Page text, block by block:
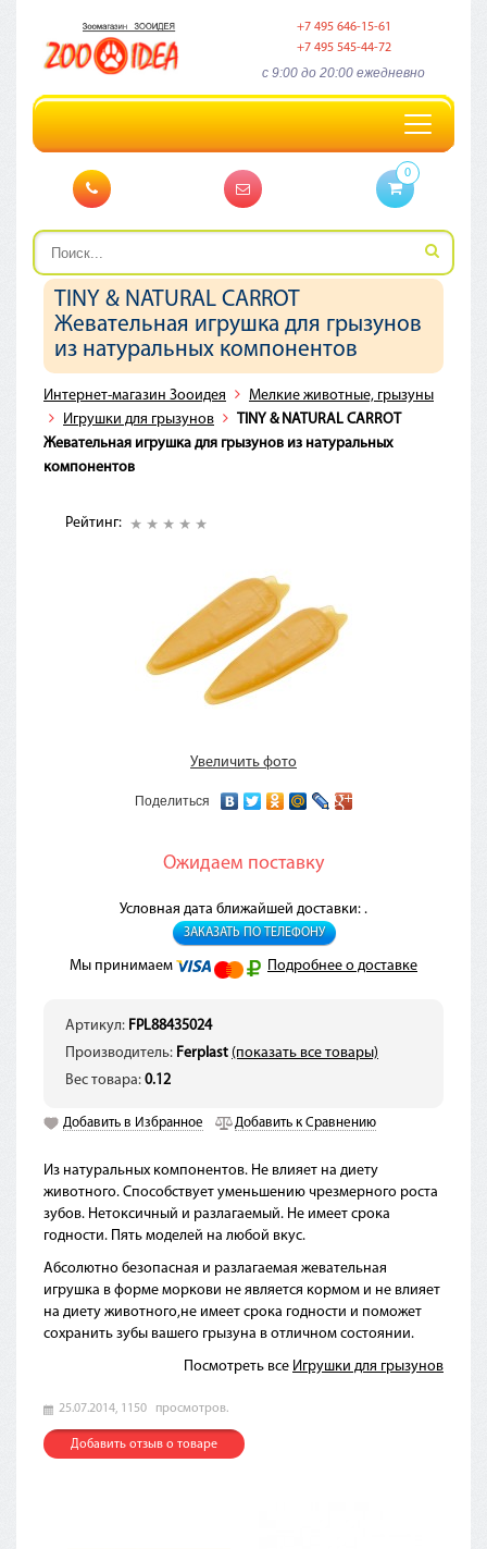
+7 495 646-15-61
+7 495 545-44-72
c 9:00 до 20:00 ежедневно
Toggle
navigation
0
TINY & NATURAL CARROT
Жевательная игрушка для грызунов
из натуральных компонентов
Интернет-магазин Зооидея
Мелкие животные, грызуны
Игрушки для грызунов
TINY & NATURAL CARROT
Жевательная игрушка для грызунов из натуральных
компонентов
Рейтинг:
Увеличить фото
Поделиться
Ожидаем поставку
Условная дата ближайшей доставки: .
ЗАКАЗАТЬ ПО ТЕЛЕФОНУ
Мы принимаем Подробнее о доставке
Артикул: FPL88435024
Производитель: Ferplast (показать все товары)
Вес товара: 0.12
Добавить в Избранное Добавить к Сравнению
Из натуральных компонентов. Не влияет на диету
животного. Способствует уменьшению чрезмерного роста
зубов. Нетоксичный и разлагаемый. Не имеет срока
годности. Пять моделей на любой вкус.
Абсолютно безопасная и разлагаемая жевательная
игрушка в форме моркови не является кормом и не влияет
на диету животного,не имеет срока годности и поможет
сохранить зубы вашего грызуна в отличном состоянии.
Посмотреть все Игрушки для грызунов
25.07.2014, 1150 просмотров.
Добавить отзыв о товаре